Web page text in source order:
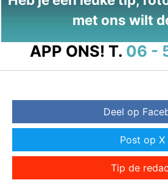
met ons wilt
APP ONS! T. 06 -
Deel op
Post op X
Tip de